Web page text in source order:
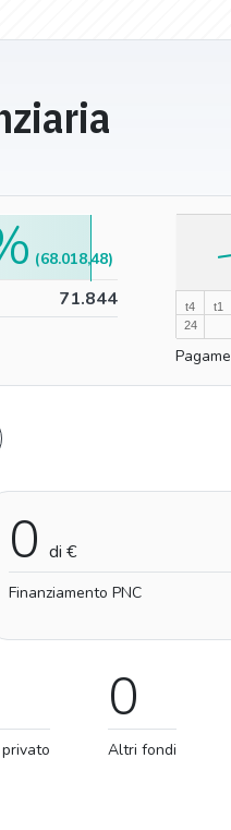
71.844
(68.018,48)
t4
24
t1
0 di €
Finanziamento PNC
0
Altri fondi